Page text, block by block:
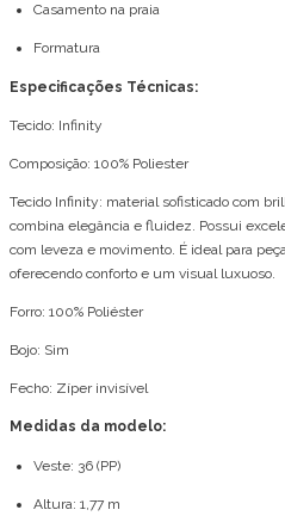
Casamento na praia
Formatura
Especificações Técnicas:
Tecido: Infinity
Composição: 100% Poliester
Tecido Infinity: material sofisticado com
combina elegância e fluidez. Possui
com leveza e movimento. É ideal para
oferecendo conforto e um visual luxuoso.
Forro: 100% Poliéster
Bojo: Sim
Fecho: Zíper invisível
Medidas da modelo:
Veste: 36 (PP)
Altura: 1,77 m